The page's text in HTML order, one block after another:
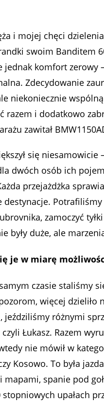
i mojej chęci
swoim Banditem
jednak komfort zerowy
Zdecydowanie
niekoniecznie
razem i dodatkowo
zawitał
się niesamowicie
dwóch osób ich
przejażdżka
destynacje.
zamoczyć
były duże, ale
je w miarę
czasie staliśmy
więcej dzieliło
jeździliśmy różnymi
Łukasz. Razem
nie mówił w
Kosowo. To była
spanie pod
stopniowych upałach